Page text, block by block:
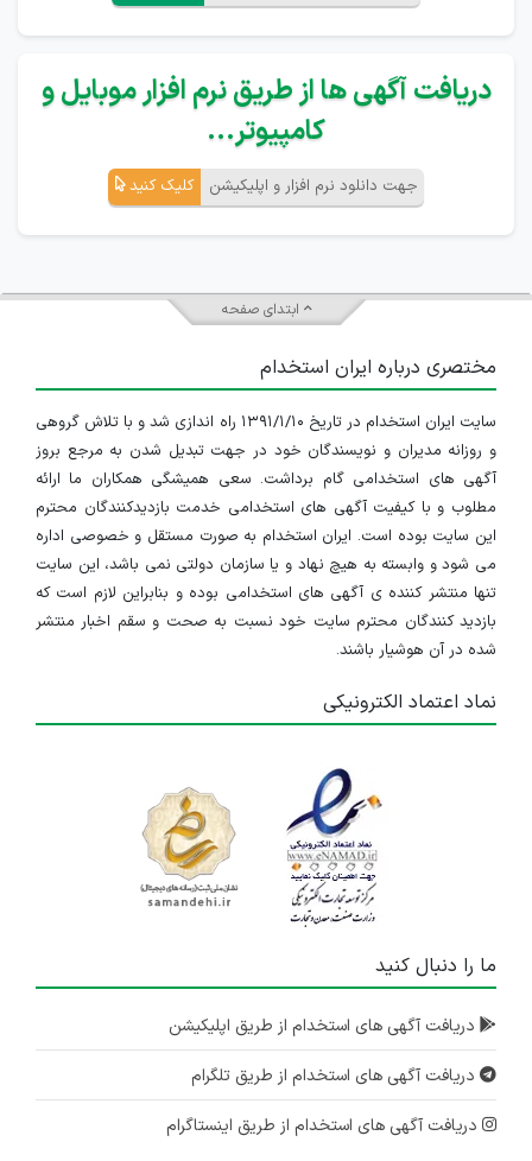
دریافت آگهی ها از طریق نرم افزار موبایل و
کامپیوتر...
جهت دانلود نرم افزار و اپلیکیشن کلیک کنید
ابتدای صفحه
مختصری درباره ایران استخدام
سایت ایران استخدام در تاریخ ۱۳۹۱/۱/۱۰ راه اندازی شد و با تلاش گروهی
و روزانه مدیران و نویسندگان خود در جهت تبدیل شدن به مرجع بروز
آگهی های استخدامی گام برداشت. سعی همیشگی همکاران ما ارائه
مطلوب و با کیفیت آگهی های استخدامی خدمت بازدیدکنندگان محترم
این سایت بوده است. ایران استخدام به صورت مستقل و خصوصی اداره
می شود و وابسته به هیچ نهاد و یا سازمان دولتی نمی باشد، این سایت
تنها منتشر کننده ی آگهی های استخدامی بوده و بنابراین لازم است که
بازدید کنندگان محترم سایت خود نسبت به صحت و سقم اخبار منتشر
شده در آن هوشیار باشند.
نماد اعتماد الکترونیکی
ما را دنبال کنید
دریافت آگهی های استخدام از طریق اپلیکیشن
دریافت آگهی های استخدام از طریق تلگرام
دریافت آگهی های استخدام از طریق اینستاگرام